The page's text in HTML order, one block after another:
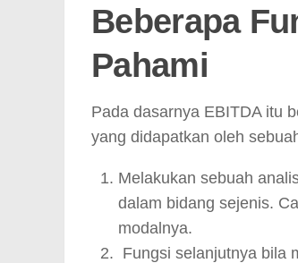
Beberapa
Pahami
Pada dasarnya EBITDA itu
yang didapatkan oleh
Melakukan sebuah
dalam bidang sejenis.
modalnya.
Fungsi selanjutnya bila